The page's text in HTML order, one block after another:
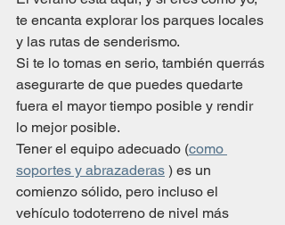
te encanta explorar los parques locales
y las rutas de senderismo.
Si te lo tomas en serio, también querrás
asegurarte de que puedes quedarte
fuera el mayor tiempo posible y rendir
lo mejor posible.
Tener el equipo adecuado (como
soportes y abrazaderas ) es un
comienzo sólido, pero incluso el
vehículo todoterreno de nivel más